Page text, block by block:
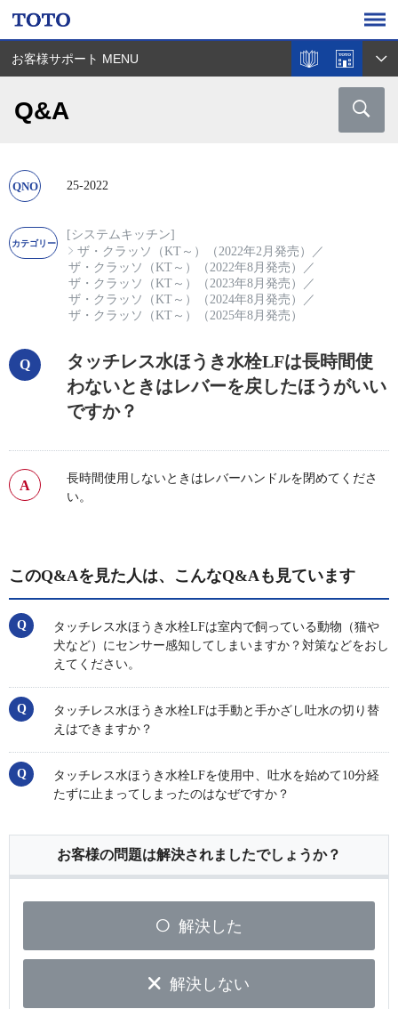
お客様サポート MENU
Q&A
25-2022
[システムキッチン]
ザ・クラッソ（KT～）（2022年2月発売）
／
ザ・クラッソ（KT～）（2022年8月発売）
／
ザ・クラッソ（KT～）（2023年8月発売）
／
ザ・クラッソ（KT～）（2024年8月発売）
／
ザ・クラッソ（KT～）（2025年8月発売）
タッチレス水ほうき水栓LFは長時間使
わないときはレバーを戻したほうがいい
ですか？
長時間使用しないときはレバーハンドルを閉めてくださ
い。
このQ&Aを見た人は、こんなQ&Aも見ています
タッチレス水ほうき水栓LFは室内で飼っている動物（猫や
犬など）にセンサー感知してしまいますか？対策などをおし
えてください。
タッチレス水ほうき水栓LFは手動と手かざし吐水の切り替
えはできますか？
タッチレス水ほうき水栓LFを使用中、吐水を始めて10分経
たずに止まってしまったのはなぜですか？
お客様の問題は解決されましたでしょうか？
解決した
解決しない